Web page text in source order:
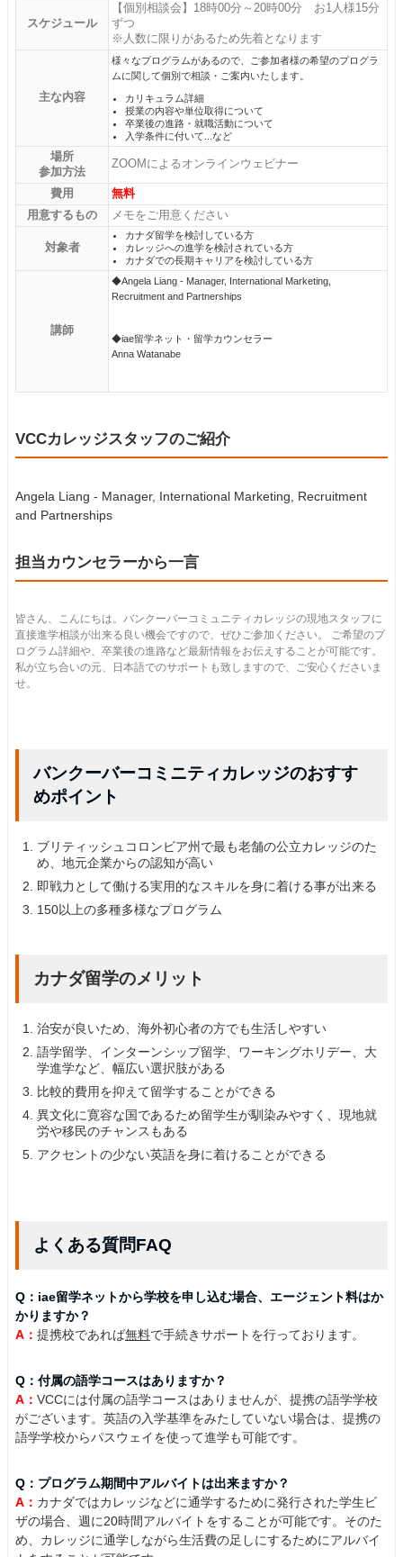
スケジュール
【個別相談会】18時00分～20時00分 お1人様15分
ずつ
※人数に限りがあるため先着となります
主な内容
様々なプログラムがあるので、ご参加者様の希望のプログラ
ムに関して個別で相談・ご案内いたします。
カリキュラム詳細
授業の内容や単位取得について
卒業後の進路・就職活動について
入学条件に付いて...など
場所
参加方法
ZOOMによるオンラインウェビナー
費用
無料
用意するもの
メモをご用意ください
対象者
カナダ留学を検討している方
カレッジへの進学を検討されている方
カナダでの長期キャリアを検討している方
講師
◆Angela Liang - Manager, International Marketing,
Recruitment and Partnerships
◆iae留学ネット・留学カウンセラー
Anna Watanabe
VCCカレッジスタッフのご紹介
Angela Liang - Manager, International Marketing, Recruitment
and Partnerships
担当カウンセラーから一言
皆さん、こんにちは。バンクーバーコミュニティカレッジの現地スタッフに
直接進学相談が出来る良い機会ですので、ぜひご参加ください。 ご希望のプ
ログラム詳細や、卒業後の進路など最新情報をお伝えすることが可能です。
私が立ち合いの元、日本語でのサポートも致しますので、ご安心くださいま
せ。
バンクーバーコミニティカレッジのおすす
めポイント
ブリティッシュコロンビア州で最も老舗の公立カレッジのた
め、地元企業からの認知が高い
即戦力として働ける実用的なスキルを身に着ける事が出来る
150以上の多種多様なプログラム
カナダ留学のメリット
治安が良いため、海外初心者の方でも生活しやすい
語学留学、インターンシップ留学、ワーキングホリデー、大
学進学など、幅広い選択肢がある
比較的費用を抑えて留学することができる
異文化に寛容な国であるため留学生が馴染みやすく、現地就
労や移民のチャンスもある
アクセントの少ない英語を身に着けることができる
よくある質問FAQ
Q：iae留学ネットから学校を申し込む場合、エージェント料はか
かりますか？
A： 提携校であれば無料で手続きサポートを行っております。
Q：付属の語学コースはありますか？
A： VCCには付属の語学コースはありませんが、提携の語学学校
がございます。英語の入学基準をみたしていない場合は、提携の
語学学校からパスウェイを使って進学も可能です。
Q：プログラム期間中アルバイトは出来ますか？
A： カナダではカレッジなどに通学するために発行された学生ビ
ザの場合、週に20時間アルバイトをすることが可能です。そのた
め、カレッジに通学しながら生活費の足しにするためにアルバイ